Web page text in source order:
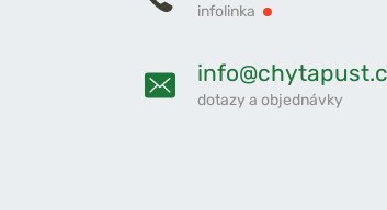
infolinka
dotazy a objednávky